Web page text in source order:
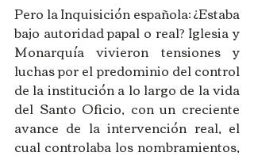
Pero la Inquisición española: ¿Estaba
bajo autoridad papal o real? Iglesia y
Monarquía vivieron tensiones y
luchas por el predominio del control
de la institución a lo largo de la vida
del Santo Oficio, con un creciente
avance de la intervención real, el
cual controlaba los nombramientos,